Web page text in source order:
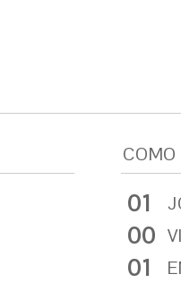
COMO
01
00
01